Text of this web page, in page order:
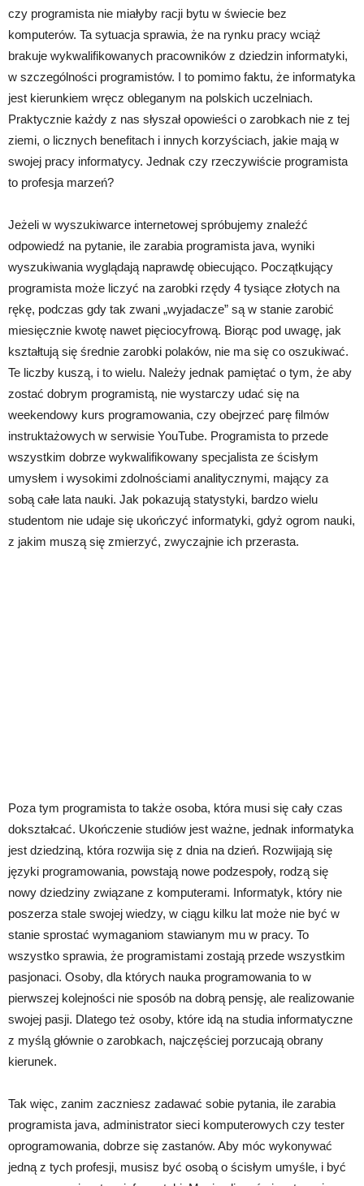
czy programista nie miałyby racji bytu w świecie bez
komputerów. Ta sytuacja sprawia, że na rynku pracy wciąż
brakuje wykwalifikowanych pracowników z dziedzin informatyki,
w szczególności programistów. I to pomimo faktu, że informatyka
jest kierunkiem wręcz obleganym na polskich uczelniach.
Praktycznie każdy z nas słyszał opowieści o zarobkach nie z tej
ziemi, o licznych benefitach i innych korzyściach, jakie mają w
swojej pracy informatycy. Jednak czy rzeczywiście programista
to profesja marzeń?
Jeżeli w wyszukiwarce internetowej spróbujemy znaleźć
odpowiedź na pytanie, ile zarabia programista java, wyniki
wyszukiwania wyglądają naprawdę obiecująco. Początkujący
programista może liczyć na zarobki rzędy 4 tysiące złotych na
rękę, podczas gdy tak zwani „wyjadacze” są w stanie zarobić
miesięcznie kwotę nawet pięciocyfrową. Biorąc pod uwagę, jak
kształtują się średnie zarobki polaków, nie ma się co oszukiwać.
Te liczby kuszą, i to wielu. Należy jednak pamiętać o tym, że aby
zostać dobrym programistą, nie wystarczy udać się na
weekendowy kurs programowania, czy obejrzeć parę filmów
instruktażowych w serwisie YouTube. Programista to przede
wszystkim dobrze wykwalifikowany specjalista ze ścisłym
umysłem i wysokimi zdolnościami analitycznymi, mający za
sobą całe lata nauki. Jak pokazują statystyki, bardzo wielu
studentom nie udaje się ukończyć informatyki, gdyż ogrom nauki,
z jakim muszą się zmierzyć, zwyczajnie ich przerasta.
Poza tym programista to także osoba, która musi się cały czas
dokształcać. Ukończenie studiów jest ważne, jednak informatyka
jest dziedziną, która rozwija się z dnia na dzień. Rozwijają się
języki programowania, powstają nowe podzespoły, rodzą się
nowy dziedziny związane z komputerami. Informatyk, który nie
poszerza stale swojej wiedzy, w ciągu kilku lat może nie być w
stanie sprostać wymaganiom stawianym mu w pracy. To
wszystko sprawia, że programistami zostają przede wszystkim
pasjonaci. Osoby, dla których nauka programowania to w
pierwszej kolejności nie sposób na dobrą pensję, ale realizowanie
swojej pasji. Dlatego też osoby, które idą na studia informatyczne
z myślą głównie o zarobkach, najczęściej porzucają obrany
kierunek.
Tak więc, zanim zaczniesz zadawać sobie pytania, ile zarabia
programista java, administrator sieci komputerowych czy tester
oprogramowania, dobrze się zastanów. Aby móc wykonywać
jedną z tych profesji, musisz być osobą o ścisłym umyśle, i być